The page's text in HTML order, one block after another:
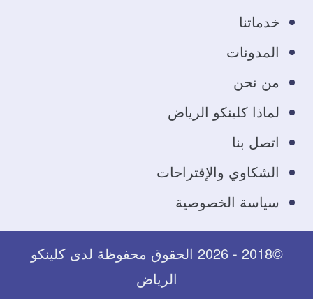
فيسبوك
خدماتنا
المدونات
من نحن
لماذا كلينكو الرياض
اتصل بنا
الشكاوي والإقتراحات
سياسة الخصوصية
©2018 - 2026 الحقوق محفوظة لدى كلينكو
الرياض